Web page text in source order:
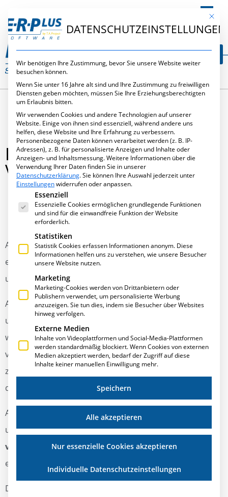
DE
LIST & LABEL GRUND- UND
VERTIEFUNGSSCHULUNG
August 6, 2015 Neues,Seminare
Aufgrund der hohen Nachfrage, haben wir uns dazu
entschieden, noch eine zusätzliche List & Label Grund-
und Vertiefungsschulung, anzubieten.
AmMittwoch, dem 02.12.2015,bieten wir Ihnen
unsere
List & Label Grundschulung
werden die Funktionsweisen des in E∙R∙Plus
verwendeten Reportdesigners erlernt, so dass
zukünftige Änderungen an den Reports selbst
durchgeführt werden können.
Am Donnerstag, dem 03.12.2015,
unsereList & Label Vertiefungsschulung (Einbindung
von SQL Abfragen)zusätzlich zu buchen, um die bereits
erlernten Kenntnisse zu erweitern.
Die List & Label Schulungen werden bei uns in Essen
Mit
DATENSCHUTZEINSTELLUNGEN
Wir benötigen Ihre Zustimmung, bevor Sie unsere Website weiter
besuchen können.
Wenn Sie unter 16 Jahre alt sind und Ihre Zustimmung zu freiwilligen
Diensten geben möchten, müssen Sie Ihre Erziehungsberechtigten
um Erlaubnis bitten.
Wir verwenden Cookies und andere Technologien auf unserer
Website. Einige von ihnen sind essenziell, während andere uns
helfen, diese Website und Ihre Erfahrung zu verbessern.
Personenbezogene Daten können verarbeitet werden (z. B. IP-
Adressen), z. B. für personalisierte Anzeigen und Inhalte oder
Anzeigen- und Inhaltsmessung.Weitere Informationen über die
Verwendung Ihrer Daten finden Sie in unserer
Datenschutzerklärung.Sie können Ihre Auswahl jederzeit unter
Einstellungenwiderrufen oder anpassen.
Es folgt eine Liste der Service-Gruppen, für die eine
Essenziell
Essenzielle Cookies ermöglichen grundlegende Funktionen
und sind für die einwandfreie Funktion der Website
erforderlich.
Statistiken
Statistik Cookies erfassen Informationen anonym. Diese
Informationen helfen uns zu verstehen, wie unsere Besucher
unsere Website nutzen.
Marketing
Marketing-Cookies werden von Drittanbietern oder
Publishern verwendet, um personalisierte Werbung
anzuzeigen. Sie tun dies, indem sie Besucher über Websites
hinweg verfolgen.
Externe Medien
Inhalte von Videoplattformen und Social-Media-Plattformen
werden standardmäßig blockiert. Wenn Cookies von externen
Medien akzeptiert werden, bedarf der Zugriff auf diese
Inhalte keiner manuellen Einwilligung mehr.
Speichern
Alle akzeptieren
Nur essenzielle Cookies akzeptieren
Individuelle Datenschutzeinstellungen